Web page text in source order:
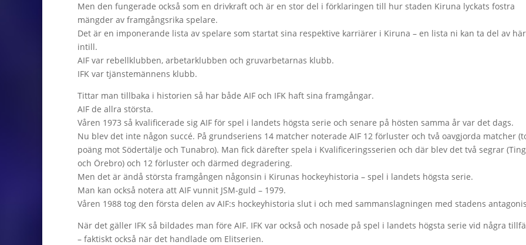
Men den fungerade också som en drivkraft och är en stor del i förklaringen till hur staden Kiruna lyckats fostra
mängder av framgångsrika spelare.
Det är en imponerande lista av spelare som startat sina respektive karriärer i Kiruna – en lista ni kan ta del av här
intill.
AIF var rebellklubben, arbetarklubben och gruvarbetarnas klubb.
IFK var tjänstemännens klubb.
Tittar man tillbaka i historien så har både AIF och IFK haft sina framgångar.
AIF de allra största.
Våren 1973 så kvalificerade sig AIF för spel i landets högsta serie och senare på hösten samma år var det dags.
Nu blev det inte någon succé. På grundseriens 14 matcher noterade AIF 12 förluster och två oavgjorda matcher
poäng mot Södertälje och Tunabro). Man fick därefter spela i Kvalificeringsserien och där blev det två segrar
och Örebro) och 12 förluster och därmed degradering.
Men det är ändå största framgången någonsin i Kirunas hockeyhistoria – spel i landets högsta serie.
Man kan också notera att AIF vunnit JSM-guld – 1979.
Våren 1988 tog den första delen av AIF:s hockeyhistoria slut i och med sammanslagningen med stadens
När det gäller IFK så bildades man före AIF. IFK var också och nosade på spel i landets högsta serie vid några
– faktiskt också när det handlade om Elitserien.